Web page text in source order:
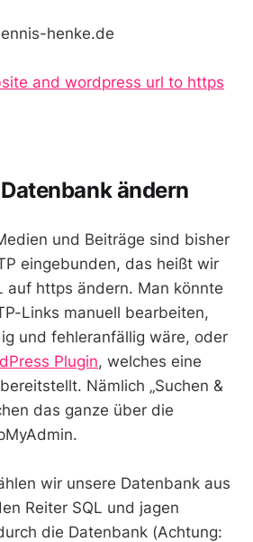
henke.de
ändern
und Beiträge sind bisher
eingebunden, das heißt wir
auf https ändern. Man könnte
Links manuell bearbeiten,
und fehleranfällig wäre, oder
Plugin, welches eine
Nämlich „Suchen &
das ganze über die
wir unsere Datenbank aus
Reiter SQL und jagen
die Datenbank (Achtung: